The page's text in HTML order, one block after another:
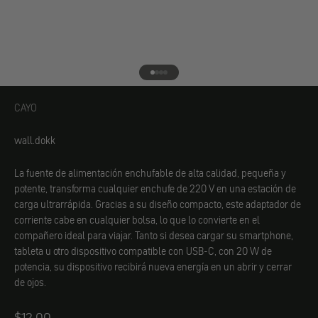
Ir al elemento 1
Ir al elemento 2
Ir al elemento 3
Ir al elemento 4
CAYO
CAYO
wall.dokk
La fuente de alimentación enchufable de alta calidad, pequeña y
potente, transforma cualquier enchufe de 220 V en una estación de
carga ultrarrápida. Gracias a su diseño compacto, este adaptador de
corriente cabe en cualquier bolsa, lo que lo convierte en el
compañero ideal para viajar. Tanto si desea cargar su smartphone,
tableta u otro dispositivo compatible con USB-C, con 20 W de
potencia, su dispositivo recibirá nueva energía en un abrir y cerrar
de ojos.